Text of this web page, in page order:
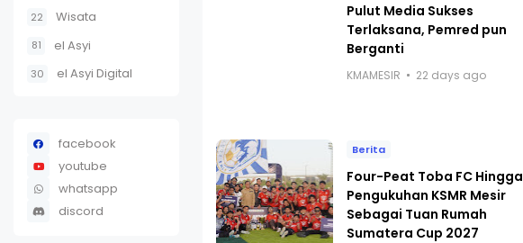
22 Wisata
81 el Asyi
30 el Asyi Digital
facebook
youtube
whatsapp
discord
Pulut Media Sukses
Terlaksana, Pemred pun
Berganti
KMAMESIR 22 days ago
Berita
Four-Peat Toba FC Hingga
Pengukuhan KSMR Mesir
Sebagai Tuan Rumah
Sumatera Cup 2027